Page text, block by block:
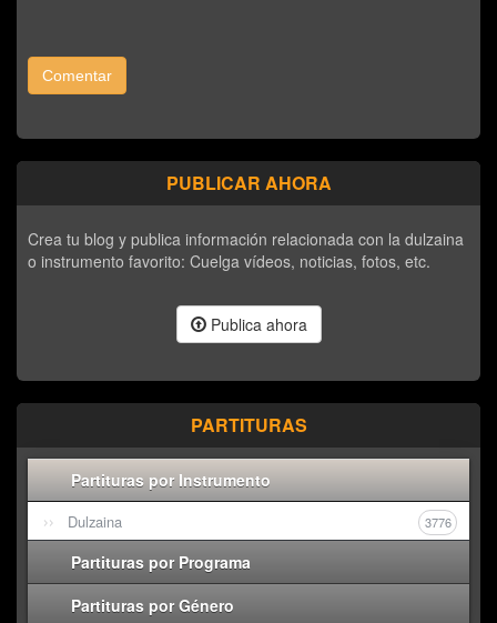
Comentar
PUBLICAR AHORA
Crea tu blog y publica información relacionada con la dulzaina
o instrumento favorito: Cuelga vídeos, noticias, fotos, etc.
Publica ahora
PARTITURAS
Partituras por Instrumento
Dulzaina 3776
Partituras por Programa
Partituras por Género